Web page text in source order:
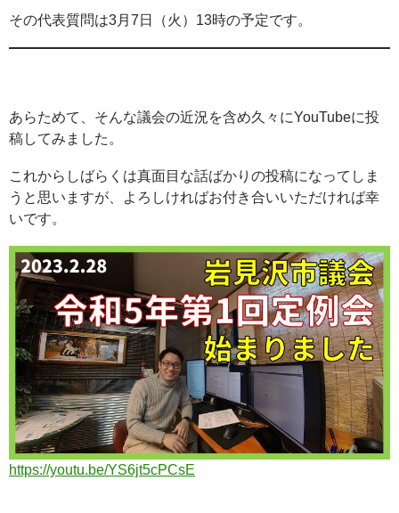
その代表質問は3月7日（火）13時の予定です。
あらためて、そんな議会の近況を含め久々にYouTubeに投
稿してみました。
これからしばらくは真面目な話ばかりの投稿になってしま
うと思いますが、よろしければお付き合いいただければ幸
いです。
https://youtu.be/YS6jt5cPCsE